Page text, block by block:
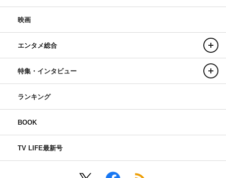
映画
エンタメ総合
特集・インタビュー
ランキング
BOOK
TV LIFE最新号